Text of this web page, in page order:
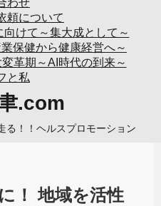
わせ
頼について
けて～集大成として～
保健から健康経営へ～
革期～AI時代の到来～
と私
.com
！！ヘルスプロモーション
！ 地域を活性